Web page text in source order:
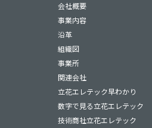
会社概要
事業内容
沿革
組織図
事業所
関連会社
立花エレテック早わかり
数字で見る立花エレテック
技術商社立花エレテック